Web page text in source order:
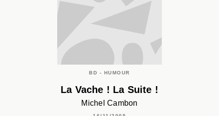
BD - HUMOUR
La Vache ! La Suite !
Michel Cambon